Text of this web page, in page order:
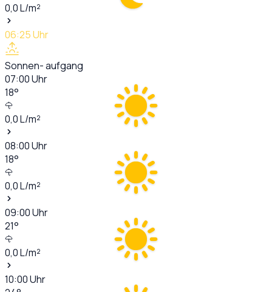
0,0L/m²
06:25Uhr
Sonnen- aufgang
07:00Uhr
18°
0,0L/m²
08:00Uhr
18°
0,0L/m²
09:00Uhr
21°
0,0L/m²
10:00Uhr